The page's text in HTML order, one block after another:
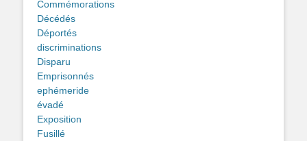
Commémorations
Décédés
Déportés
discriminations
Disparu
Emprisonnés
ephémeride
évadé
Exposition
Fusillé